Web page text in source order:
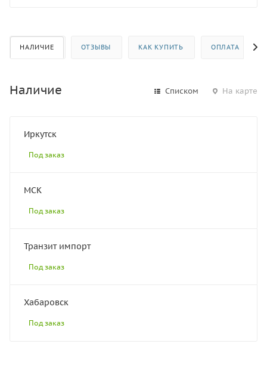
НАЛИЧИЕ ОТЗЫВЫ КАК КУПИТЬ ОПЛАТА
Наличие Списком На карте
Иркутск
Под заказ
МСК
Под заказ
Транзит импорт
Под заказ
Хабаровск
Под заказ